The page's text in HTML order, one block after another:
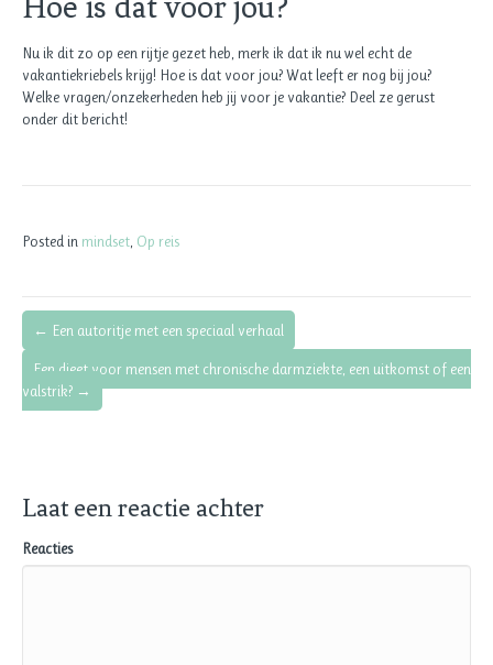
Hoe is dat voor jou?
Nu ik dit zo op een rijtje gezet heb, merk ik dat ik nu wel echt de
vakantiekriebels krijg! Hoe is dat voor jou? Wat leeft er nog bij jou?
Welke vragen/onzekerheden heb jij voor je vakantie? Deel ze gerust
onder dit bericht!
Posted in mindset, Op reis
Bericht
navigatie
← Een autoritje met een speciaal verhaal
Een dieet voor mensen met chronische darmziekte, een uitkomst of een
valstrik? →
Laat een reactie achter
Reacties